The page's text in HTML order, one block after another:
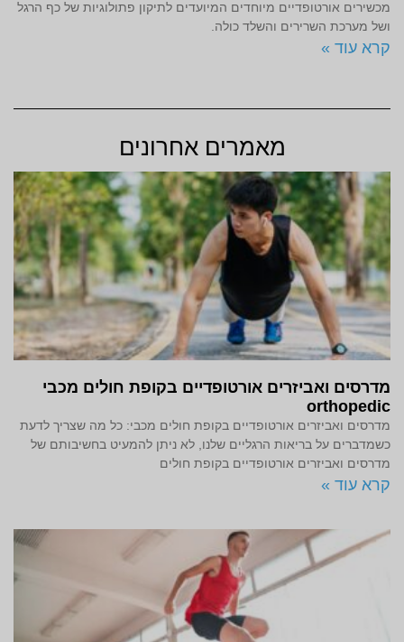
מכשירים אורטופדיים מיוחדים המיועדים לתיקון פתולוגיות של כף הרגל
ושל מערכת השרירים והשלד כולה.
קרא עוד »
מאמרים אחרונים
מדרסים ואביזרים אורטופדיים בקופת חולים מכבי
orthopedic
מדרסים ואביזרים אורטופדיים בקופת חולים מכבי: כל מה שצריך לדעת
כשמדברים על בריאות הרגליים שלנו, לא ניתן להמעיט בחשיבותם של
מדרסים ואביזרים אורטופדיים בקופת חולים
קרא עוד »